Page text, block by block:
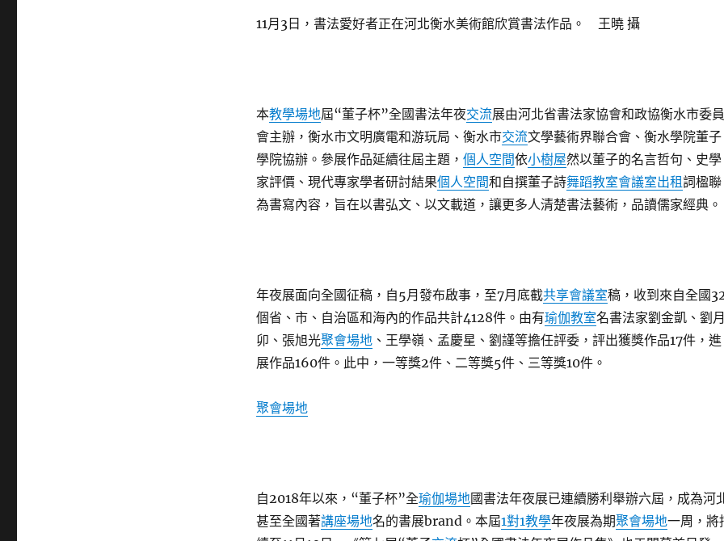
11月3日，書法愛好者正在河北衡水美術館欣賞書法作品。 王曉 攝
本教學場地屆“董子杯”全國書法年夜交流展由河北省書法家協會和政協衡水市委員
會主辦，衡水市文明廣電和游玩局、衡水市交流文學藝術界聯合會、衡水學院董子
學院協辦。參展作品延續往屆主題， 個人空間依小樹屋然以董子的名言哲句、史學
家評價、現代專家學者研討結果個人空間和自撰董子詩舞蹈教室會議室出租詞楹聯
為書寫內容，旨在以書弘文、以文載道，讓更多人清楚書法藝術，品讀儒家經典。
年夜展面向全國征稿，自5月發布啟事，至7月底截共享會議室稿，收到來自全國
個省、市、自治區和海內的作品共計4128件。由有瑜伽教室名書法家劉金凱、劉
卯、張旭光聚會場地、王學嶺、孟慶星、劉謹等擔任評委，評出獲獎作品17件，進
展作品160件。此中，一等獎2件、二等獎5件、三等獎10件。
聚會場地
自2018年以來，“董子杯”全瑜伽場地國書法年夜展已連續勝利舉辦六屆，成為河
甚至全國著講座場地名的書展brand。本屆1對1教學年夜展為期聚會場地一周，將